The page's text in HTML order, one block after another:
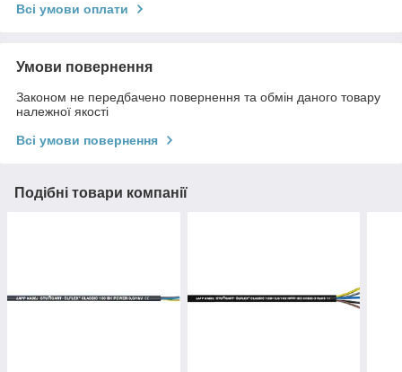
Всі умови оплати
Умови повернення
Законом не передбачено повернення та обмін даного товару
належної якості
Всі умови повернення
Подібні товари компанії